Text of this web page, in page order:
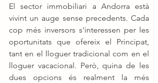
El sector immobiliari a Andorra està
vivint un auge sense precedents. Cada
cop més inversors s'interessen per les
oportunitats que ofereix el Principat,
tant en el lloguer tradicional com en el
lloguer vacacional. Però, quina de les
dues opcions és realment la més